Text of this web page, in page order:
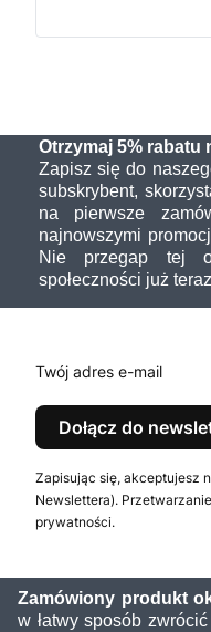
Otrzymaj 5% rabatu
Zapisz się do
subskrybent,
na pierwsze
najnowszymi
Nie przegap tej
społeczności już
Twój adres e-mail
Dołącz do
Zapisując się, akceptujesz
Newslettera).
prywatności.
Zamówiony produkt
w łatwy sposób